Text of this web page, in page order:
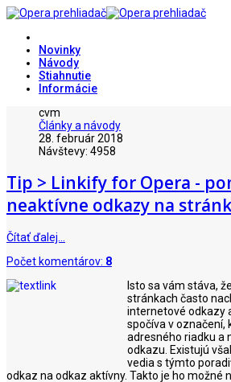
Novinky
Návody
Stiahnutie
Informácie
cvm
Články a návody
28. február 2018
Návštevy: 4958
Tip > Linkify for Opera -
neaktívne odkazy na
Čítať ďalej…
Počet komentárov: 8
Isto sa vám stáva,
stránkach často
internetové odkazy
spočíva v označení,
adresného riadku a
odkazu. Existujú
vedia s týmto
odkaz na odkaz aktívny. Takto je ho možné